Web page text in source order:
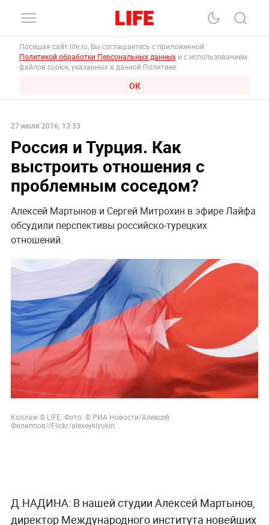
Посещая сайт life.ru, Вы соглашаетесь с приложенной
Политикой обработки Персональных данных и с использованием
файлов cookie, указанных в данной Политике.
ОК
27 июля 2016, 13:33
Россия и Турция. Как
выстроить отношения с
проблемным соседом?
Алексей Мартынов и Сергей Митрохин в эфире Лайфа
обсудили перспективы российско-турецких
отношений.
Коллаж © L!FE. Фото: © РИА Новости/Алексей
Филиппов//Flickr/alexeyklyukin
Д.НАДИНА: В нашей студии Алексей Мартынов,
директор Международного института новейших